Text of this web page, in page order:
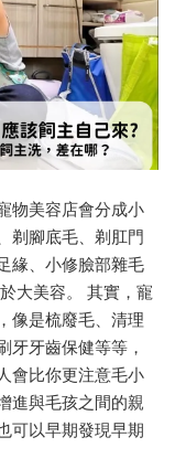
物美容店會分成小
剃腳底毛、剃肛門
緣、小修臉部雜毛
大美容。 其實，寵
像是梳廢毛、清理
牙牙齒保健等等，
會比你更注意毛小
進與毛孩之間的親
可以早期發現早期